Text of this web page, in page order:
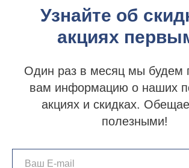
Узнайте об
акциях
Один раз в месяц мы будем
вам информацию о наших
акциях и скидках.
полезными!